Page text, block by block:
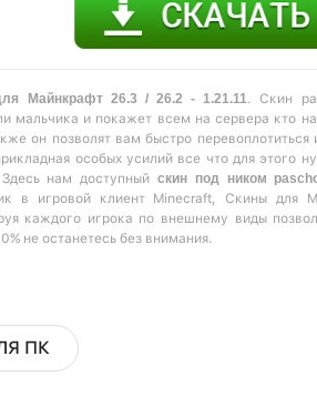
Майнкрафт 26.3 / 26.2 - 1.21.11 . Скин
мальчика и покажет всем на сервера кто
он позволят вам быстро
особых усилий все что для этого
нам доступный скин под ником
в игровой клиент Minecraft, Скины для
каждого игрока по внешнему виды
не останетесь без внимания.
ПК